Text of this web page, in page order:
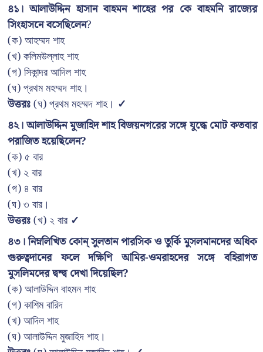
৪১। আলাউদ্দিন হাসান বাহমন শাহের পর কে বাহমনি রাজ্যের
সিংহাসনে বসেছিলেন?
(ক) আহম্মদ শাহ
(খ) কলিমউল্লাহ শাহ
(গ) সিকান্দর আদিল শাহ
(ঘ) প্রথম মহম্মদ শাহ।
উত্তরঃ(ঘ) প্রথম মহম্মদ শাহ। ✓
৪২। আলাউদ্দিন মুজাহিদ শাহ বিজয়নগরের সঙ্গে যুদ্ধে মোট কতবার
পরাজিত হয়েছিলেন?
(ক) ৫ বার
(খ) ২ বার
(গ) ৪ বার
(ঘ) ৩ বার।
উত্তরঃ(খ) ২ বার ✓
৪৩। নিম্নলিখিত কোন্ সুলতান পারসিক ও তুর্কি মুসলমানদের অধিক
গুরুত্বদানের ফলে দক্ষিণি আমির-ওমরাহদের সঙ্গে বহিরাগত
মুসলিমদের দ্বন্দ্ব দেখা দিয়েছিল?
(ক) আলাউদ্দিন বাহমন শাহ
(গ) কাশিম বারিদ
(খ) আদিল শাহ
(ঘ) আলাউদ্দিন মুজাহিদ শাহ।